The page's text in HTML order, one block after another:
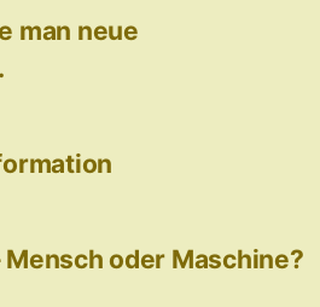
man neue
oder Maschine?